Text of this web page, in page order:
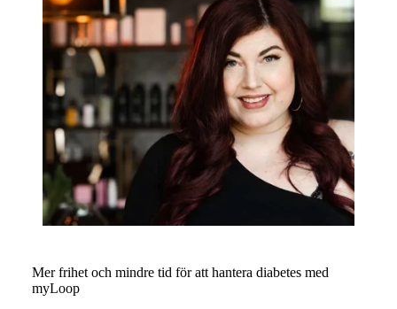
Mer frihet och mindre tid för att hantera diabetes med
myLoop